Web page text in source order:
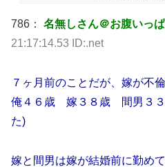
786： 名無しさん＠お腹いっ
21:17:14.53 ID:.net
７ヶ月前のことだが、嫁が不
俺４６歳 嫁３８歳 間男３３
た)
嫁と間男は嫁が結婚前に勤め